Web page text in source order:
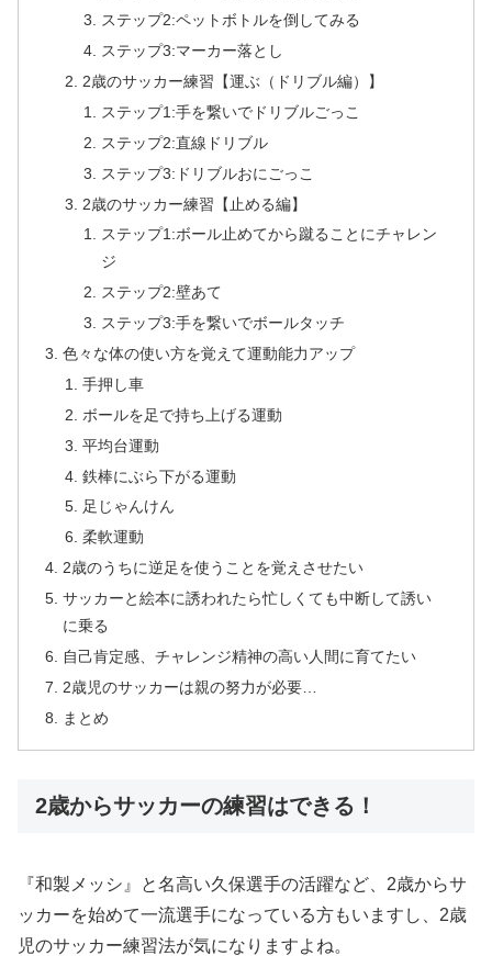
ステップ2:ペットボトルを倒してみる
ステップ3:マーカー落とし
2歳のサッカー練習【運ぶ（ドリブル編）】
ステップ1:手を繋いでドリブルごっこ
ステップ2:直線ドリブル
ステップ3:ドリブルおにごっこ
2歳のサッカー練習【止める編】
ステップ1:ボール止めてから蹴ることにチャレン
ジ
ステップ2:壁あて
ステップ3:手を繋いでボールタッチ
色々な体の使い方を覚えて運動能力アップ
手押し車
ボールを足で持ち上げる運動
平均台運動
鉄棒にぶら下がる運動
足じゃんけん
柔軟運動
2歳のうちに逆足を使うことを覚えさせたい
サッカーと絵本に誘われたら忙しくても中断して誘い
に乗る
自己肯定感、チャレンジ精神の高い人間に育てたい
2歳児のサッカーは親の努力が必要…
まとめ
2歳からサッカーの練習はできる！
『和製メッシ』と名高い久保選手の活躍など、2歳からサ
ッカーを始めて一流選手になっている方もいますし、2歳
児のサッカー練習法が気になりますよね。